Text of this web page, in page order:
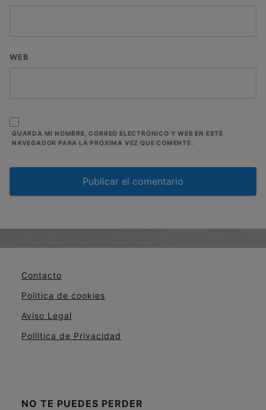
WEB
GUARDA MI NOMBRE, CORREO ELECTRÓNICO Y WEB EN ESTE
NAVEGADOR PARA LA PRÓXIMA VEZ QUE COMENTE.
Contacto
Politica de cookies
Aviso Legal
Pollitica de Privacidad
NO TE PUEDES PERDER